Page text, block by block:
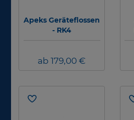
Apeks Geräteflossen
- RK4
ab 179,00 €